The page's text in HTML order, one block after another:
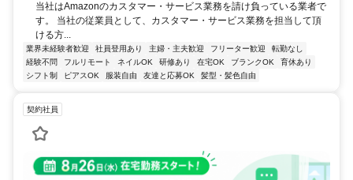
当社はAmazonのカスタマー・サービス業務を請け負っている業者で
す。 当社の従業員として、カスタマー・サービス業務を担当して頂
ける方...
業界未経験者歓迎 社員登用あり 主婦・主夫歓迎 フリーター歓迎
転勤なし
経験不問
フルリモート ネイルOK 研修あり 在宅OK ブランクOK
育休あり
シフト制
ピアスOK 服装自由 友達と応募OK 髪型・髪色自由
契約社員